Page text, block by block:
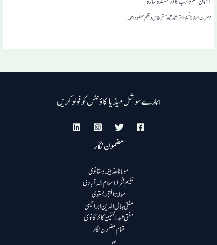
حضرت مولانا نسیم اختر شاہ قیصر قرطاس و قلم مقصوداحمد…
ہمارے سوشل میڈیا اکاؤنٹس کو فولو کریں
مضمون نگار
مولانا حذیفہ وستانوی
حکیم فخرالاسلام الہ آبادی
مولانا افتخار بستوی
مفتی ہلال الدین ابراھیمی
مفتی عبد المتین کانڑگانوی
تمام مضمون نگار